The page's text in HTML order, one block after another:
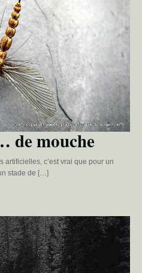
de mouche
artificielles, c’est vrai que pour un
stade de […]